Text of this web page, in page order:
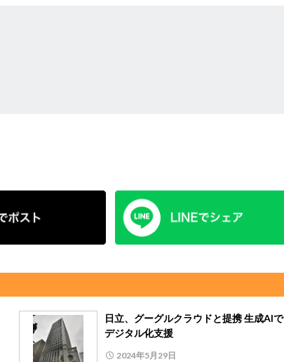
日立、グーグルクラウドと提携 生成AIで
デジタル化支援
2024年5月29日